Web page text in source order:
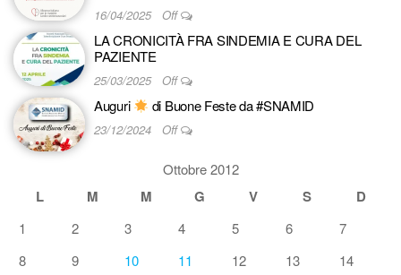
16/04/2025 Off
LA CRONICITÀ FRA SINDEMIA E CURA DEL
PAZIENTE
25/03/2025 Off
Auguri di Buone Feste da #SNAMID
23/12/2024 Off
Ottobre 2012
L M M G V S D
1 2 3 4 5 6
7
8
9 10 11 12 13
14